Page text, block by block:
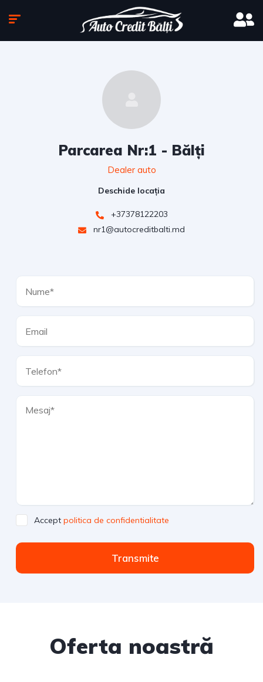
Parcarea Nr:1 - Bălți
Dealer auto
Deschide locația
+37378122203
nr1@autocreditbalti.md
Accept politica de confidentialitate
Transmite
Oferta noastră